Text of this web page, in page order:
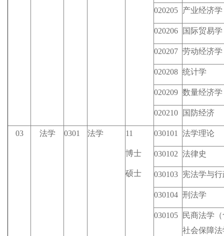
020205 产业经济学
020206 国际贸易学
020207 劳动经济学
020208 统计学
020209 数量经济学
020210 国防经济
03 法学 0301 法学 11
博士
硕士
030101 法学理论
030102 法律史
030103 宪法学与
030104 刑法学
030105
民商法学
社会保障